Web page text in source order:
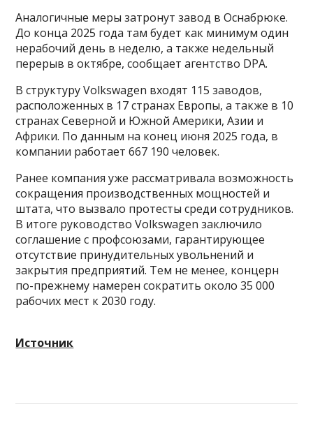
Аналогичные меры затронут завод в Оснабрюке.
До конца 2025 года там будет как минимум один
нерабочий день в неделю, а также недельный
перерыв в октябре, сообщает агентство DPA.
В структуру Volkswagen входят 115 заводов,
расположенных в 17 странах Европы, а также в 10
странах Северной и Южной Америки, Азии и
Африки. По данным на конец июня 2025 года, в
компании работает 667 190 человек.
Ранее компания уже рассматривала возможность
сокращения производственных мощностей и
штата, что вызвало протесты среди сотрудников.
В итоге руководство Volkswagen заключило
соглашение с профсоюзами, гарантирующее
отсутствие принудительных увольнений и
закрытия предприятий. Тем не менее, концерн
по-прежнему намерен сократить около 35 000
рабочих мест к 2030 году.
Источник